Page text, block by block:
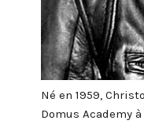
Né en 1959,
Domus Academy